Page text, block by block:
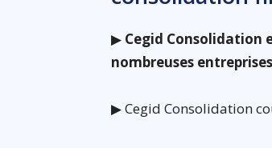
▶ Cegid Consolidation
nombreuses
▶ Cegid Consolidation